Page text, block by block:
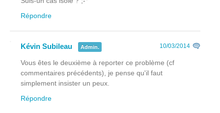
Répondre
Kévin Subileau Admin. 10/03/2014
Vous êtes le deuxième à reporter ce problème (cf
commentaires précédents), je pense qu'il faut
simplement insister un peux.
Répondre